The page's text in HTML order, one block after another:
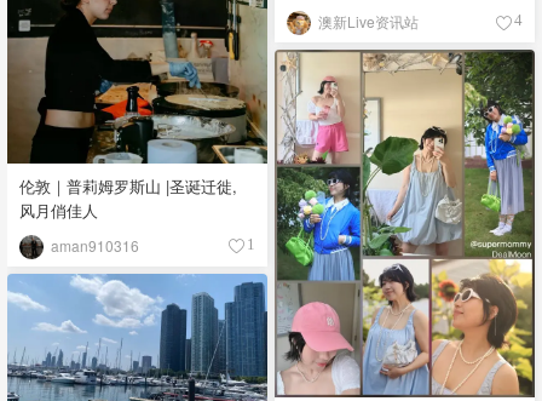
澳新Live资讯站 4
伦敦｜普莉姆罗斯山 |圣诞迁徙,
风月俏佳人
aman910316 1